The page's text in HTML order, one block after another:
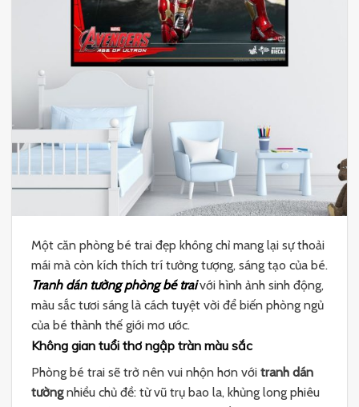
Một căn phòng bé trai đẹp không chỉ mang lại sự thoải
mái mà còn kích thích trí tưởng tượng, sáng tạo của bé.
Tranh dán tường phòng bé traivới hình ảnh sinh động,
màu sắc tươi sáng là cách tuyệt vời để biến phòng ngủ
của bé thành thế giới mơ ước.
Không gian tuổi thơ ngập tràn màu sắc
Phòng bé trai sẽ trở nên vui nhộn hơn với tranh dán
tườngnhiều chủ đề: từ vũ trụ bao la, khủng long phiêu